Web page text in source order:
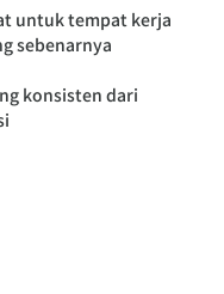
untuk tempat kerja
sebenarnya
konsisten dari